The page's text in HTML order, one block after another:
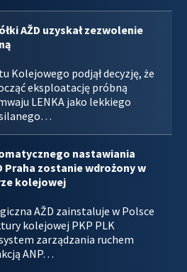
AŽD uzyskał zezwolenie
Kolejowego podjął decyzję, że
eksploatację próbną
LENKA jako lekkiego
nastawiania
Praha zostanie wdrożony w
kolejowej
AŽD zainstaluje w Polsce
kolejowej PKP PLK
zarządzania ruchem
ANP…